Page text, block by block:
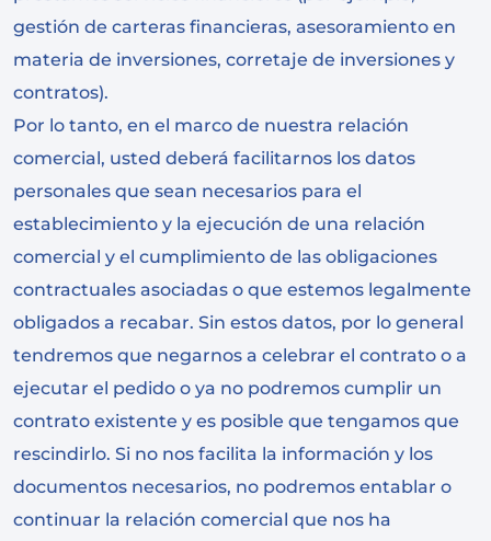
gestión de carteras financieras, asesoramiento en
materia de inversiones, corretaje de inversiones y
contratos).
Por lo tanto, en el marco de nuestra relación
comercial, usted deberá facilitarnos los datos
personales que sean necesarios para el
establecimiento y la ejecución de una relación
comercial y el cumplimiento de las obligaciones
contractuales asociadas o que estemos legalmente
obligados a recabar. Sin estos datos, por lo general
tendremos que negarnos a celebrar el contrato o a
ejecutar el pedido o ya no podremos cumplir un
contrato existente y es posible que tengamos que
rescindirlo. Si no nos facilita la información y los
documentos necesarios, no podremos entablar o
continuar la relación comercial que nos ha